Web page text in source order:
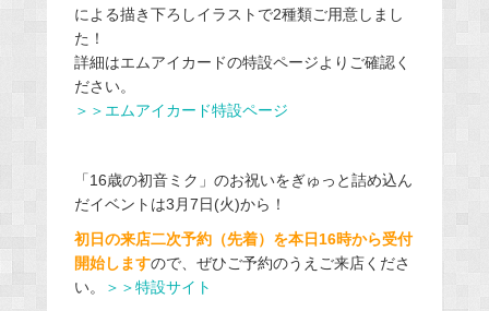
による描き下ろしイラストで2種類ご用意しまし
た！
詳細はエムアイカードの特設ページよりご確認く
ださい。
＞＞エムアイカード特設ページ
「16歳の初音ミク」のお祝いをぎゅっと詰め込ん
だイベントは3月7日(火)から！
初日の来店二次予約（先着）を本日16時から受付
開始しますので、ぜひご予約のうえご来店くださ
い。
＞＞特設サイト